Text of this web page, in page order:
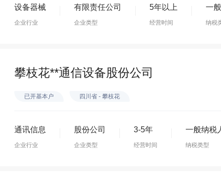
设备器械
企业行业
有限责任公司
企业类型
5年以上
经营时间
一
纳税
攀枝花**通信设备股份公司
已开基本户 四川省 - 攀枝花
通讯信息
企业行业
股份公司
企业类型
3-5年
经营时间
一般纳税
纳税类型